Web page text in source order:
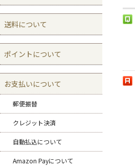
送料について
ポイントについて
お支払いについて
郵便振替
クレジット決済
自動払込について
Amazon Payについて